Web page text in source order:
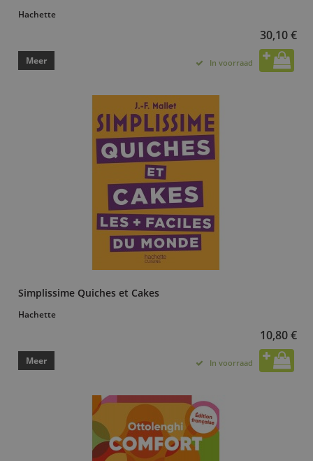
Hachette
30,10 €
Meer In voorraad
Simplissime Quiches et Cakes
Hachette
10,80 €
Meer In voorraad